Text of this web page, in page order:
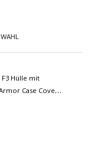
Hülle mit
Case Cover